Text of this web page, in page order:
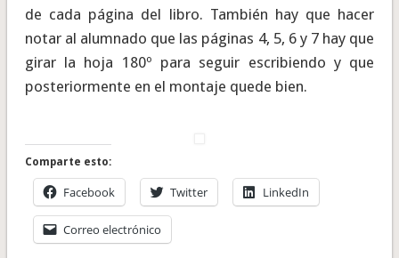
de cada página del libro. También hay que hacer
notar al alumnado que las páginas 4, 5, 6 y 7 hay que
girar la hoja 180º para seguir escribiendo y que
posteriormente en el montaje quede bien.
Comparte esto:
Facebook Twitter LinkedIn
Correo electrónico